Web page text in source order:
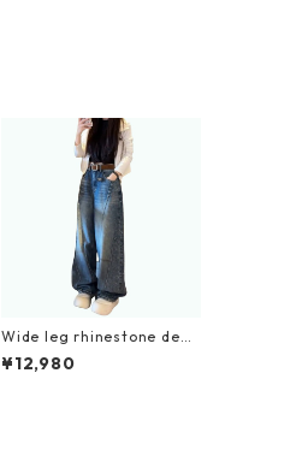
Wide leg rhinestone deni
m jeans D0184
¥12,980